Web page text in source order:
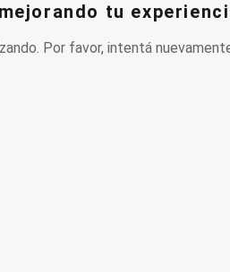
tu
Por favor, intentá